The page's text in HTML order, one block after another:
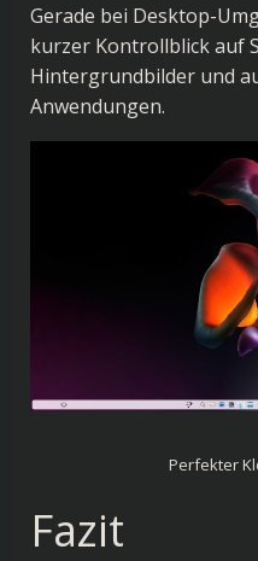
Gerade bei Desktop-
kurzer Kontrollblick auf
Hintergrundbilder und
Anwendungen.
Perfekter
Fazit